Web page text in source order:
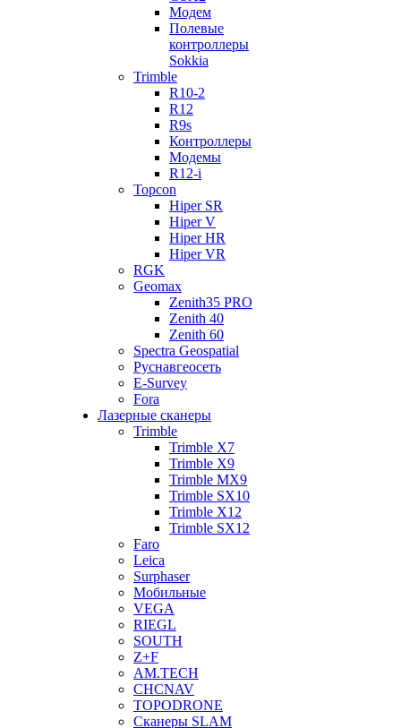
Модем
Полевые
контроллеры
Sokkia
Trimble
R10-2
R12
R9s
Контроллеры
Модемы
R12-i
Topcon
Hiper SR
Hiper V
Hiper HR
Hiper VR
RGK
Geomax
Zenith35 PRO
Zenith 40
Zenith 60
Spectra Geospatial
Руснавгеосеть
E-Survey
Fora
Лазерные сканеры
Trimble
Trimble X7
Trimble X9
Trimble MX9
Trimble SX10
Trimble X12
Trimble SX12
Faro
Leica
Surphaser
Мобильные
VEGA
RIEGL
SOUTH
Z+F
AM.TECH
CHCNAV
TOPODRONE
Сканеры SLAM